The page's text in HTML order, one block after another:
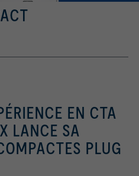
EN CTA
LANCE SA
PLUG